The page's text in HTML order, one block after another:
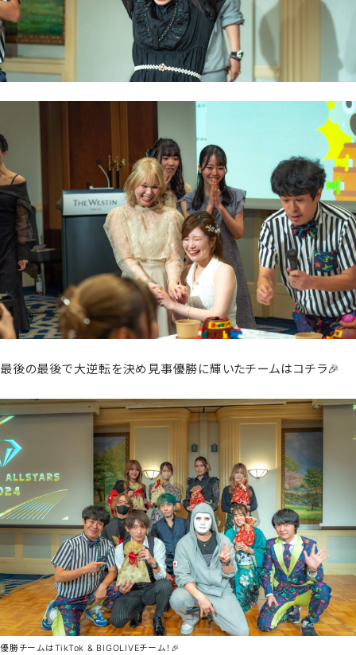
最後の最後で大逆転を決め見事優勝に輝いたチームはコチラ🎉
優勝チームはTikTok & BIGOLIVEチーム！🎉